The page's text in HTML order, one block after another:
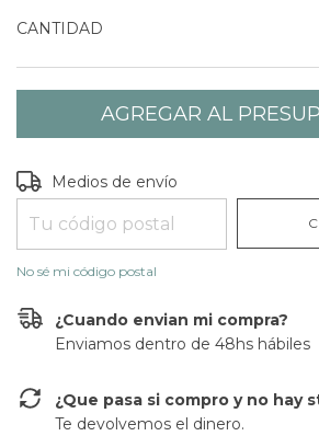
CANTIDAD
Entregas para el CP:
Medios de envío
No sé mi código postal
¿Cuando envian mi compra?
Enviamos dentro de 48hs hábiles
¿Que pasa si compro y no hay
Te devolvemos el dinero.